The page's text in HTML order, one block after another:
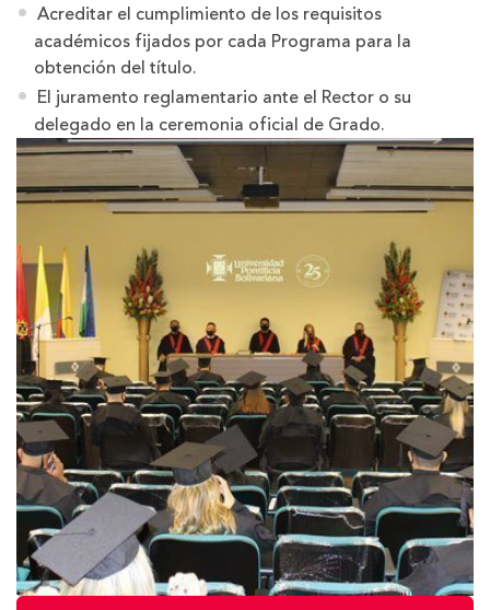
Acreditar el cumplimiento de los requisitos
académicos fijados por cada Programa para la
obtención del título.
El juramento reglamentario ante el Rector o su
delegado en la ceremonia oficial de Grado.